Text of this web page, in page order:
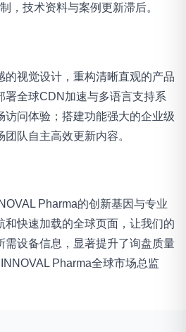
，技术资料与案例更新滞后。
的视觉设计，重构清晰直观的产品
署全球CDN加速与多语言支持系
访问体验；搭建功能强大的企业级
队自主高效更新内容。
Pharma的创新基因与专业
和快速加载的全球页面，让我们的
需设备信息，显著提升了询盘质量
Pharma全球市场总监